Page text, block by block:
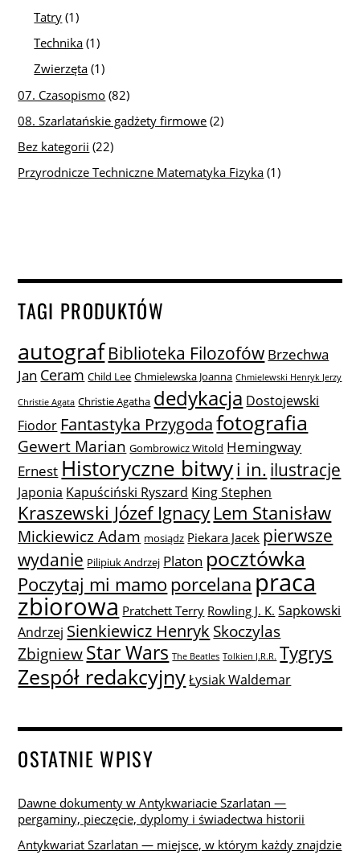
Tatry (1)
Technika (1)
Zwierzęta (1)
07. Czasopismo (82)
08. Szarlatańskie gadżety firmowe (2)
Bez kategorii (22)
Przyrodnicze Techniczne Matematyka Fizyka (1)
TAGI PRODUKTÓW
autografBiblioteka Filozofów Brzechwa
Jan Ceram Child Lee Chmielewska Joanna Chmielewski Henryk Jerzy
Christie Agata Christie Agatha dedykacja Dostojewski
Fiodor Fantastyka Przygodafotografia
Gewert Marian Gombrowicz Witold Hemingway
Ernest Historyczne bitwyi in. ilustracje
Japonia Kapuściński Ryszard King Stephen
Kraszewski Józef Ignacy Lem Stanisław
Mickiewicz Adam mosiądz Piekara Jacek pierwsze
wydanie Pilipiuk Andrzej Platon pocztówka
Poczytaj mi mamoporcelana praca
zbiorowa Pratchett Terry Rowling J. K. Sapkowski
Andrzej Sienkiewicz Henryk Skoczylas
ZbigniewStar Wars The Beatles Tolkien J.R.R. Tygrys
Zespół redakcyjny Łysiak Waldemar
OSTATNIE WPISY
Dawne dokumenty w Antykwariacie Szarlatan —
pergaminy, pieczęcie, dyplomy i świadectwa historii
Antykwariat Szarlatan — miejsce, w którym każdy znajdzie